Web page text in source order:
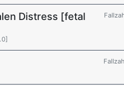
Distress [fetal